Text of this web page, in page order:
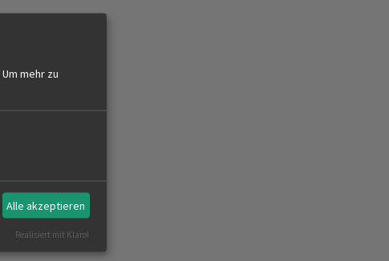
Um mehr zu
Alle akzeptieren
Realisiert mit Klaro!